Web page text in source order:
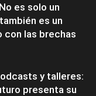
es solo un
es un
con las brechas
y talleres:
presenta su